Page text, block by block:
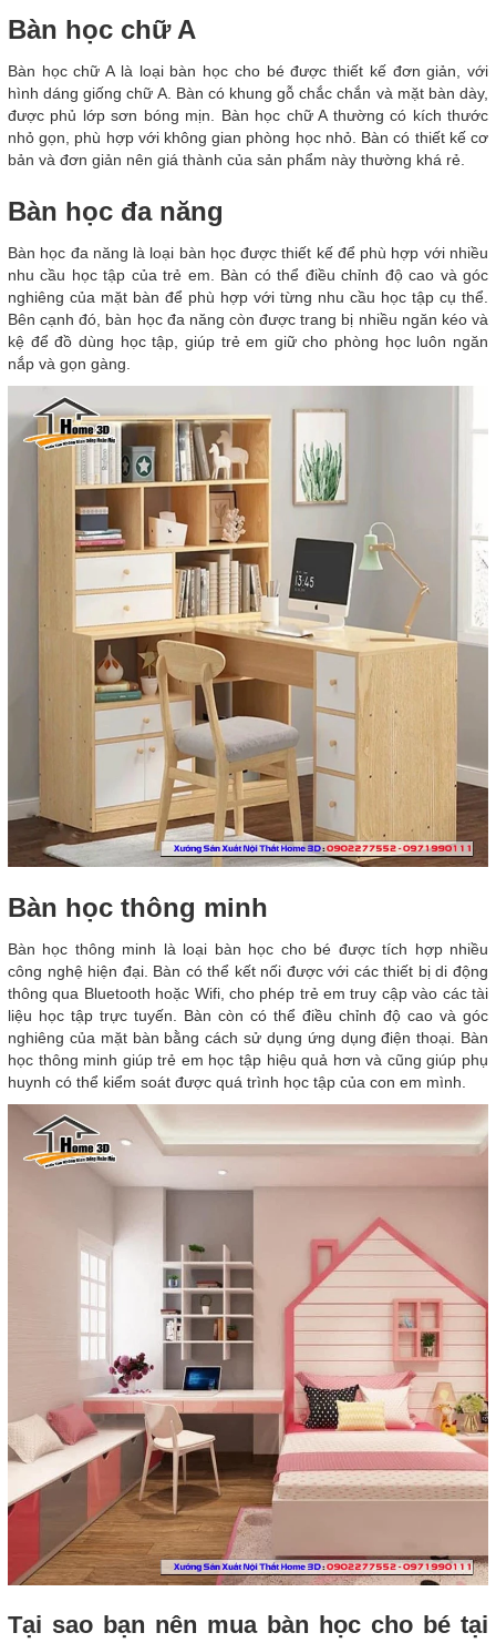
Bàn học chữ A
Bàn học chữ A là loại bàn học cho bé được thiết kế đơn giản, với
hình dáng giống chữ A. Bàn có khung gỗ chắc chắn và mặt bàn dày,
được phủ lớp sơn bóng mịn. Bàn học chữ A thường có kích thước
nhỏ gọn, phù hợp với không gian phòng học nhỏ. Bàn có thiết kế cơ
bản và đơn giản nên giá thành của sản phẩm này thường khá rẻ.
Bàn học đa năng
Bàn học đa năng là loại bàn học được thiết kế để phù hợp với nhiều
nhu cầu học tập của trẻ em. Bàn có thể điều chỉnh độ cao và góc
nghiêng của mặt bàn để phù hợp với từng nhu cầu học tập cụ thể.
Bên cạnh đó, bàn học đa năng còn được trang bị nhiều ngăn kéo và
kệ để đồ dùng học tập, giúp trẻ em giữ cho phòng học luôn ngăn
nắp và gọn gàng.
Bàn học thông minh
Bàn học thông minh là loại bàn học cho bé được tích hợp nhiều
công nghệ hiện đại. Bàn có thể kết nối được với các thiết bị di động
thông qua Bluetooth hoặc Wifi, cho phép trẻ em truy cập vào các tài
liệu học tập trực tuyến. Bàn còn có thể điều chỉnh độ cao và góc
nghiêng của mặt bàn bằng cách sử dụng ứng dụng điện thoại. Bàn
học thông minh giúp trẻ em học tập hiệu quả hơn và cũng giúp phụ
huynh có thể kiểm soát được quá trình học tập của con em mình.
Tại sao bạn nên mua bàn học cho bé tại